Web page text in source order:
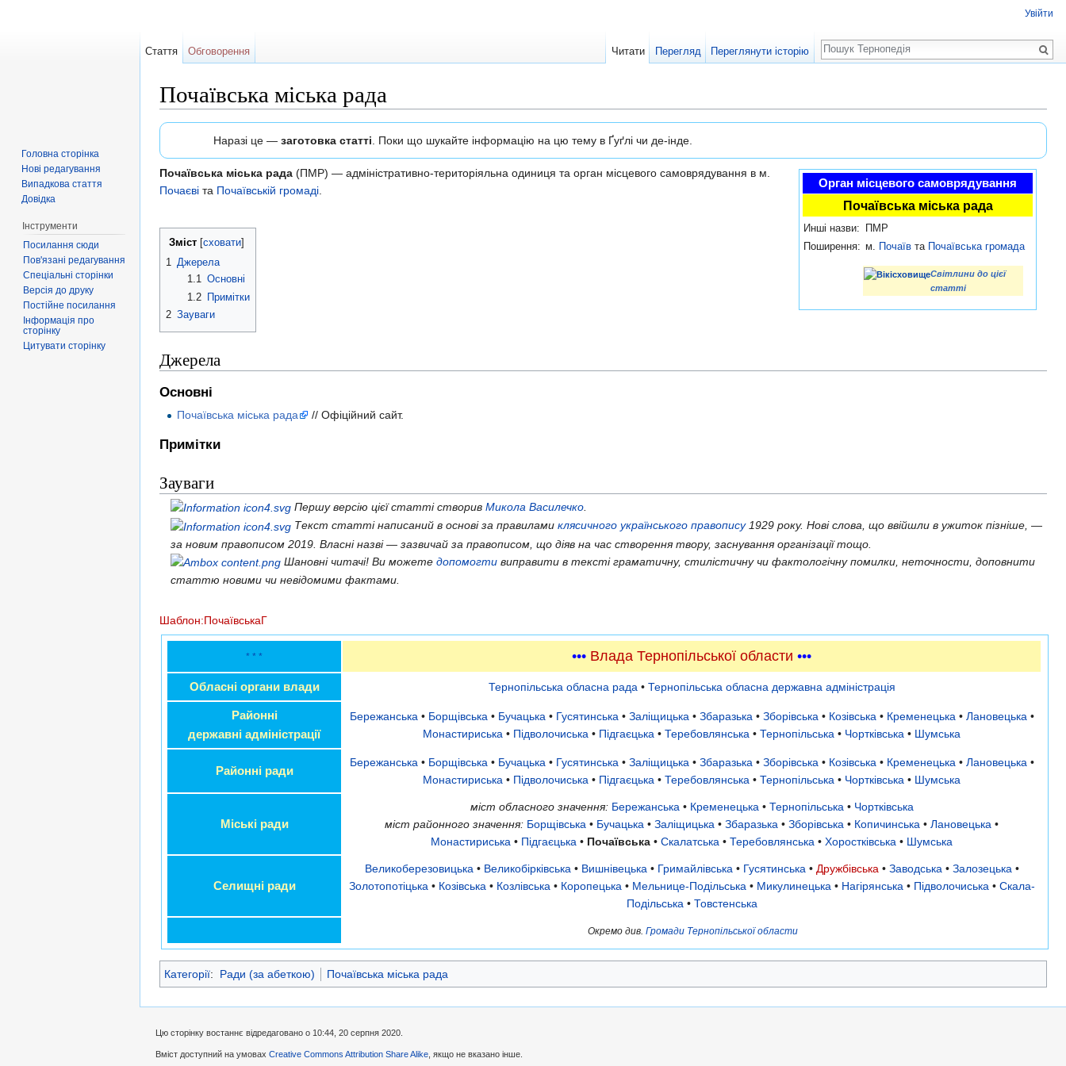
Почаївська міська рада
Наразі це — заготовка статті. Поки що шукайте інформацію на цю тему в Ґуґлі чи де-інде.
Орган місцевого самоврядування
Почаївська міська рада
Инші назви:
ПМР
Поширення: м. Почаїв та Почаївська громада
Світлини до цієї
статті
Почаївська міська рада (ПМР) — адміністративно-територіяльна одиниця та орган місцевого самоврядування в м.
Почаєві та Почаївській громаді.
Зміст[ сховати]
1 Джерела
1.1 Основні
1.2
Примітки
2 Зауваги
Джерела
Основні
Почаївська міська рада // Офіційний сайт.
Примітки
Зауваги
Першу версію цієї статті створив Микола Василечко
Текст статті написаний в основі за правилами клясичного українського правопису1929 року. Нові слова, що ввійшли в ужиток пізніше, —
за новим правописом 2019. Власні назві — зазвичай за правописом, що діяв на час створення твору, заснування організації тощо.
Шановні читачі! Ви можете допомогти виправити в тексті граматичну, стилістичну чи фактологічну помилки, неточности, доповнити
статтю новими чи невідомими фактами.
Шаблон:ПочаївськаГ
* * * ••• Влада Тернопільської области •••
Обласні органи влади Тернопільська обласна рада • Тернопільська обласна державна адміністрація
Районні
державні адміністрації
Бережанська • Борщівська • Бучацька • Гусятинська • Заліщицька • Збаразька • Зборівська • Козівська • Кременецька • Лановецька •
Монастириська • Підволочиська • Підгаєцька • Теребовлянська • Тернопільська • Чортківська • Шумська
Районні ради
Бережанська • Борщівська • Бучацька • Гусятинська • Заліщицька • Збаразька • Зборівська • Козівська • Кременецька • Лановецька •
Монастириська • Підволочиська • Підгаєцька • Теребовлянська • Тернопільська • Чортківська • Шумська
Міські ради
міст обласного значення: Бережанська • Кременецька • Тернопільська • Чортківська
міст районного значення: Борщівська • Бучацька • Заліщицька • Збаразька • Зборівська • Копичинська • Лановецька •
Монастириська • Підгаєцька • Почаївська • Скалатська • Теребовлянська • Хоростківська • Шумська
Селищні ради
Великоберезовицька • Великобірківська • Вишнівецька • Гримайлівська • Гусятинська • Дружбівська • Заводська • Залозецька •
Золотопотіцька • Козівська • Козлівська • Коропецька • Мельнице-Подільська • Микулинецька • Нагірянська • Підволочиська • Скала-
Подільська • Товстенська
Окремо див. Громади Тернопільської области
Категорії: Ради (за абеткою) Почаївська міська рада
Увійти
Стаття Обговорення Читати Перегляд Переглянути історію
Пошук
Головна сторінка
Нові редагування
Випадкова стаття
Довідка
Інструменти
Посилання сюди
Пов'язані редагування
Спеціальні сторінки
Версія до друку
Постійне посилання
Інформація про
сторінку
Цитувати сторінку
Цю сторінку востаннє відредаговано о 10:44, 20 серпня 2020.
Вміст доступний на умовах Creative Commons Attribution Share Alike , якщо не вказано інше.